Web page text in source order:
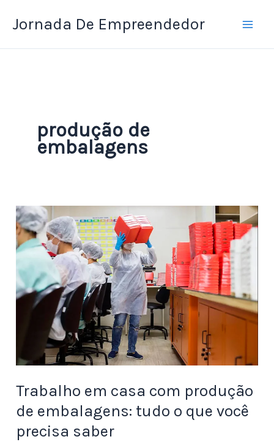
paraJornada De Empreendedor
produção de
embalagens
Trabalho em casa com produção
de embalagens: tudo o que você
precisa saber